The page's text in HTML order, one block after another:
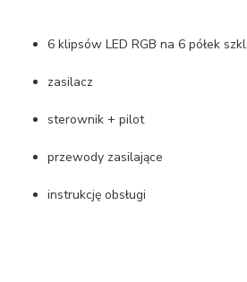
6 klipsów LED RGB na 6 półek
zasilacz
sterownik + pilot
przewody zasilające
instrukcję obsługi